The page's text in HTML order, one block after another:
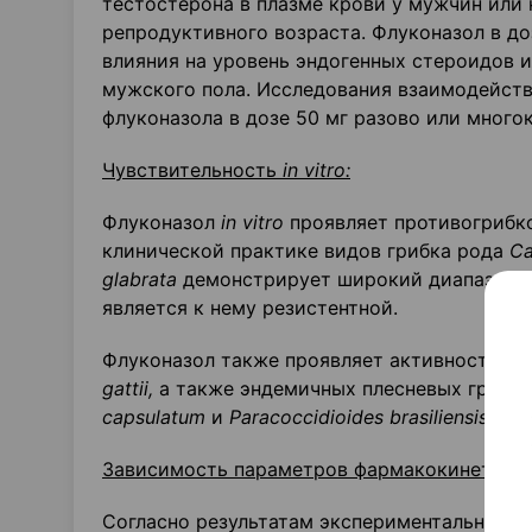
репродуктивного возраста. Флуконазол в
влияния на уровень эндогенных
мужского пола. Исследования
флуконазола в дозе 50 мг разово или
Чувствительность in vitro:
Флуконазол in vitro проявляет
клинической практике видов грибка рода
glabrata демонстрирует широкий диапазон
является к нему резистентной.
Флуконазол также проявляет активность
gattii, а также эндемичных плесневых
capsulatum и Paracoccidioides brasiliensis
Зависимость параметров фармакокинетики
Согласно результатам экспериментальных